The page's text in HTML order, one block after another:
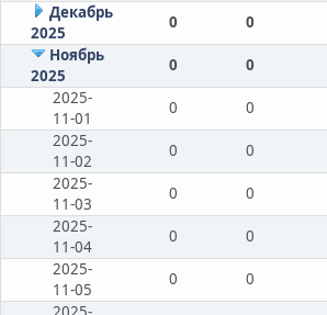
Декабрь
2025
0 0
Ноябрь
2025
0 0
2025-
11-01
0 0
2025-
11-02
0 0
2025-
11-03
0 0
2025-
11-04
0 0
2025-
11-05
0 0